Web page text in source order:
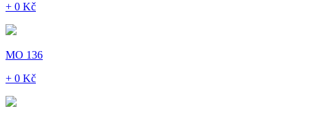
+ 0 Kč
MO 136
+ 0 Kč